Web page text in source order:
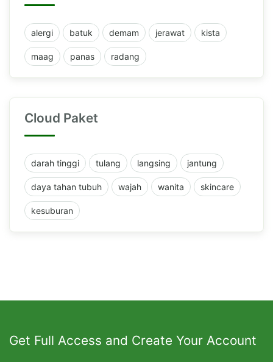
alergi batuk demam jerawat kista
maag panas radang
Cloud Paket
darah tinggi tulang langsing jantung
daya tahan tubuh wajah wanita skincare
kesuburan
Get Full Access and Create Your Account